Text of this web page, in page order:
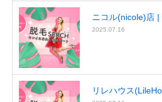
ニコル(nicole)店
2025.07.16
リレハウス